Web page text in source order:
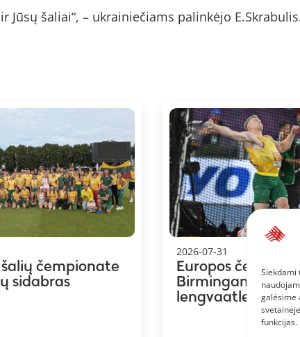
Siekdami
galėsime
funkcijas.
Jūsų šaliai“, – ukrainiečiams palinkėjo
čempionate
sidabras
2026-07-31
Europos
Birmingame – 19
lengvaatlečių